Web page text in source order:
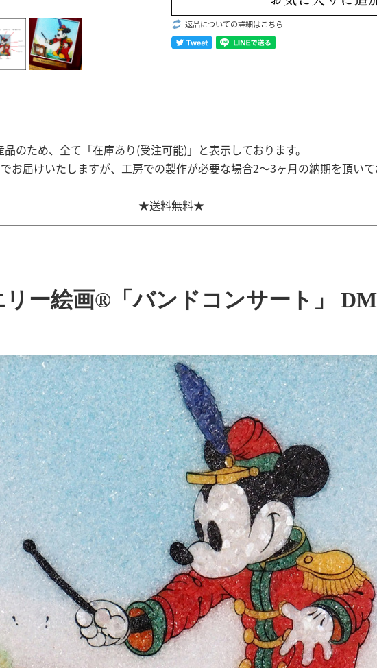
返品についての詳細はこちら
のため、全て「在庫あり(受注可能)」と表示しております。
お届けいたしますが、工房での製作が必要な場合2～3ヶ月の納期を頂いて
★送料無料★
リー絵画®「バンドコンサート」